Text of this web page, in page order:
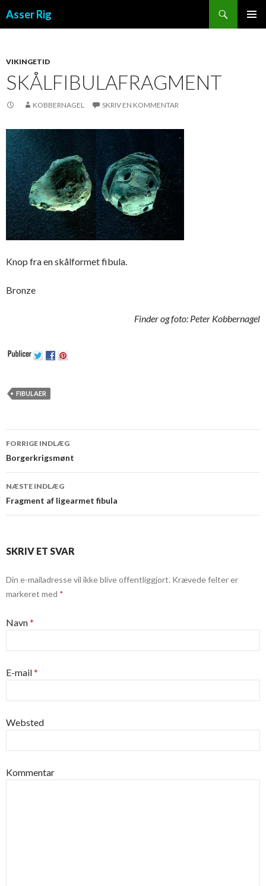
Asser Rig
VIKINGETID
SKÅLFIBULAFRAGMENT
KOBBERNAGEL SKRIV EN KOMMENTAR
Knop fra en skålformet fibula.
Bronze
Finder og foto: Peter Kobbernagel
FIBULAER
Indlæg navigation
FORRIGE INDLÆG
Borgerkrigsmønt
NÆSTE INDLÆG
Fragment af ligearmet fibula
SKRIV ET SVAR
Din e-mailadresse vil ikke blive offentliggjort. Krævede felter er
markeret med *
Navn*
E-mail*
Websted
Kommentar